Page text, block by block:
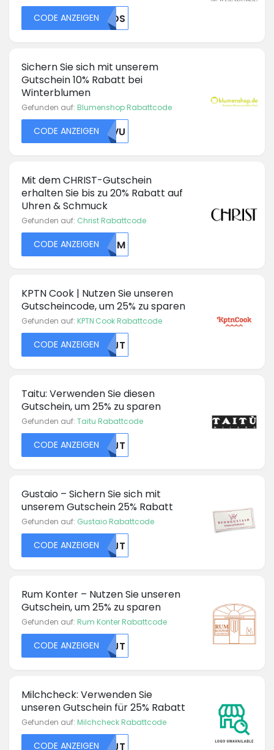
CODE ANZEIGEN MLDS
Sichern Sie sich mit unserem
Gutschein 10% Rabatt bei
Winterblumen
Gefunden auf: Blumenshop Rabattcode
CODE ANZEIGEN UKVU
Mit dem CHRIST-Gutschein
erhalten Sie bis zu 20% Rabatt auf
Uhren & Schmuck
Gefunden auf: Christ Rabattcode
CODE ANZEIGENMTBM
KPTN Cook | Nutzen Sie unseren
Gutscheincode, um 25% zu sparen
Gefunden auf: KPTN Cook Rabattcode
CODE ANZEIGEN NTJT
Taitu: Verwenden Sie diesen
Gutschein, um 25% zu sparen
Gefunden auf: Taitu Rabattcode
CODE ANZEIGEN NTJT
Gustaio – Sichern Sie sich mit
unserem Gutschein 25% Rabatt
Gefunden auf: Gustaio Rabattcode
CODE ANZEIGEN NTJT
Rum Konter – Nutzen Sie unseren
Gutschein, um 25% zu sparen
Gefunden auf: Rum Konter Rabattcode
CODE ANZEIGEN NTJT
Milchcheck: Verwenden Sie
unseren Gutschein für 25% Rabatt
Gefunden auf: Milchcheck Rabattcode
CODE ANZEIGEN NTJT